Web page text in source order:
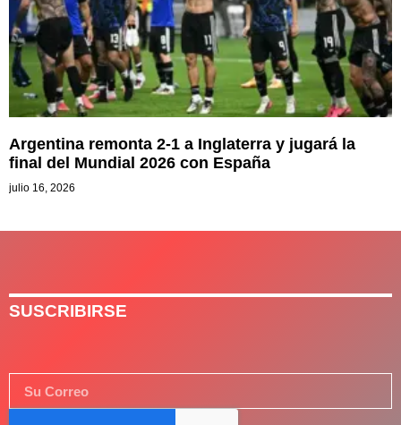
Argentina remonta 2-1 a Inglaterra y jugará la
final del Mundial 2026 con España
julio 16, 2026